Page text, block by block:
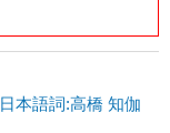
本語詞:高橋 知伽